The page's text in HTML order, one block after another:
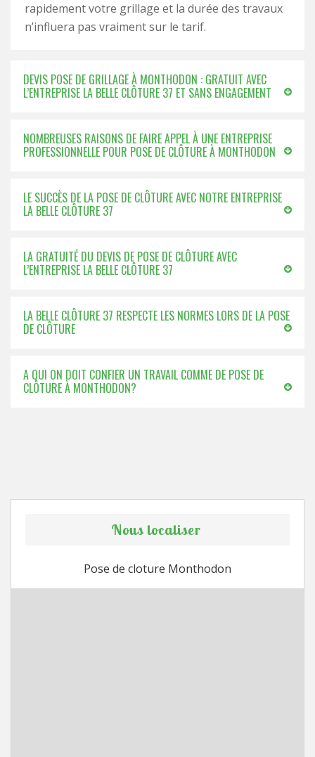
rapidement votre grillage et la durée des travaux
n’influera pas vraiment sur le tarif.
DEVIS POSE DE GRILLAGE À MONTHODON : GRATUIT AVEC
L’ENTREPRISE LA BELLE CLÔTURE 37 ET SANS ENGAGEMENT
NOMBREUSES RAISONS DE FAIRE APPEL À UNE ENTREPRISE
PROFESSIONNELLE POUR POSE DE CLÔTURE À MONTHODON
LE SUCCÈS DE LA POSE DE CLÔTURE AVEC NOTRE ENTREPRISE
LA BELLE CLÔTURE 37
LA GRATUITÉ DU DEVIS DE POSE DE CLÔTURE AVEC
L’ENTREPRISE LA BELLE CLÔTURE 37
LA BELLE CLÔTURE 37 RESPECTE LES NORMES LORS DE LA POSE
DE CLÔTURE
A QUI ON DOIT CONFIER UN TRAVAIL COMME DE POSE DE
CLÔTURE À MONTHODON?
Nous localiser
Pose de cloture Monthodon